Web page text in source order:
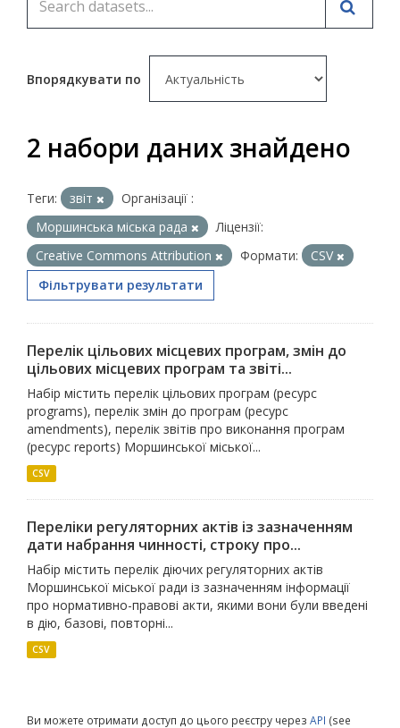
Впорядкувати по
2 набори даних знайдено
Теги: звіт
Організації :
Моршинська міська рада
Ліцензії:
Creative Commons Attribution
Формати:
CSV
Фільтрувати результати
Перелік цільових місцевих програм, змін до
цільових місцевих програм та звіті...
Набір містить перелік цільових програм (ресурс
programs), перелік змін до програм (ресурс
amendments), перелік звітів про виконання програм
(ресурс reports) Моршинської міської...
CSV
Переліки регуляторних актів із зазначенням
дати набрання чинності, строку про...
Набір містить перелік діючих регуляторних актів
Моршинської міської ради із зазначенням інформації
про нормативно-правові акти, якими вони були введені
в дію, базові, повторні...
CSV
Ви можете отримати доступ до цього реєстру через API (see